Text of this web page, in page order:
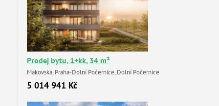
Prodej bytu, 1+kk, 34 m²
Makovská, Praha-Dolní Počernice, Dolní Počernice
5 014 941 Kč